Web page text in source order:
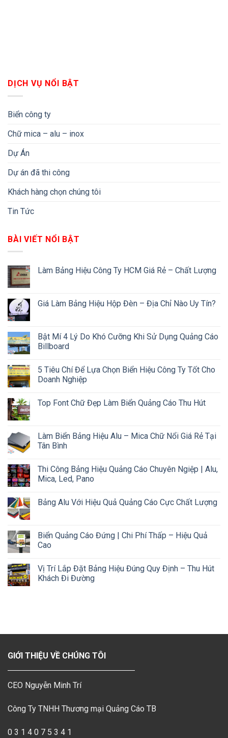
DỊCH VỤ NỔI BẬT
Biển công ty
Chữ mica – alu – inox
Dự Án
Dự án đã thi công
Khách hàng chọn chúng tôi
Tin Tức
BÀI VIẾT NỔI BẬT
Làm Bảng Hiệu Công Ty HCM Giá Rẻ – Chất Lượng
Giá Làm Bảng Hiệu Hộp Đèn – Địa Chỉ Nào Uy Tín?
Bật Mí 4 Lý Do Khó Cưỡng Khi Sử Dụng Quảng Cáo
Billboard
5 Tiêu Chí Để Lựa Chọn Biển Hiệu Công Ty Tốt Cho
Doanh Nghiệp
Top Font Chữ Đẹp Làm Biển Quảng Cáo Thu Hút
Làm Biển Bảng Hiệu Alu – Mica Chữ Nổi Giá Rẻ Tại
Tân Bình
Thi Công Bảng Hiệu Quảng Cáo Chuyên Ngiệp | Alu,
Mica, Led, Pano
Bảng Alu Với Hiệu Quả Quảng Cáo Cực Chất Lượng
Biển Quảng Cáo Đứng | Chi Phí Thấp – Hiệu Quả
Cao
Vị Trí Lắp Đặt Bảng Hiệu Đúng Quy Định – Thu Hút
Khách Đi Đường
GIỚI THIỆU VỀ CHÚNG TÔI
CEO Nguyễn Minh Trí
Công Ty TNHH Thương mại Quảng Cáo TB
0 3 1 4 0 7 5 3 4 1